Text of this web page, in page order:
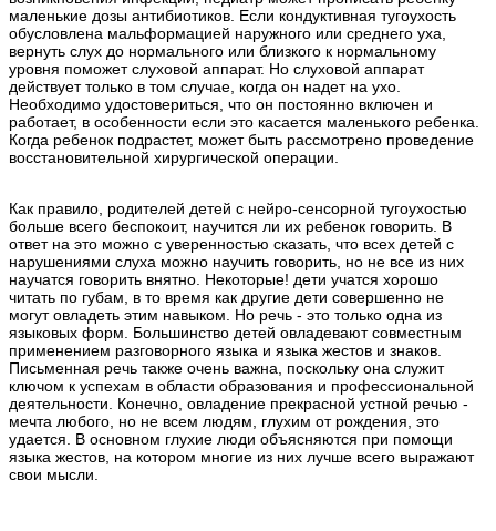
маленькие дозы антибиотиков. Если кондуктивная тугоухость
обусловлена мальформацией наружного или среднего уха,
вернуть слух до нормального или близкого к нормальному
уровня поможет слуховой аппарат. Но слуховой аппарат
действует только в том случае, когда он надет на ухо.
Необходимо удостовериться, что он постоянно включен и
работает, в особенности если это касается маленького ребенка.
Когда ребенок подрастет, может быть рассмотрено проведение
восстановительной хирургической операции.
Как правило, родителей детей с нейро-сенсорной тугоухостью
больше всего беспокоит, научится ли их ребенок говорить. В
ответ на это можно с уверенностью сказать, что всех детей с
нарушениями слуха можно научить говорить, но не все из них
научатся говорить внятно. Некоторые! дети учатся хорошо
читать по губам, в то время как другие дети совершенно не
могут овладеть этим навыком. Но речь - это только одна из
языковых форм. Большинство детей овладевают совместным
применением разговорного языка и языка жестов и знаков.
Письменная речь также очень важна, поскольку она служит
ключом к успехам в области образования и профессиональной
деятельности. Конечно, овладение прекрасной устной речью -
мечта любого, но не всем людям, глухим от рождения, это
удается. В основном глухие люди объясняются при помощи
языка жестов, на котором многие из них лучше всего выражают
свои мысли.